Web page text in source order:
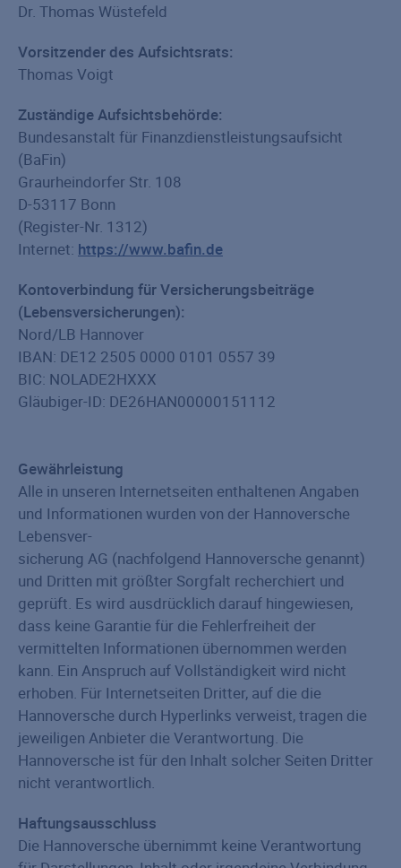
Dr. Thomas Wüstefeld
Vorsitzender des Aufsichtsrats:
Thomas Voigt
Zuständige Aufsichtsbehörde:
Bundesanstalt für Finanzdienstleistungsaufsicht
(BaFin)
Graurheindorfer Str. 108
D-53117 Bonn
(Register-Nr. 1312)
Internet: https://www.bafin.de
Kontoverbindung für Versicherungsbeiträge
(Lebensversicherungen):
Nord/LB Hannover
IBAN: DE12 2505 0000 0101 0557 39
BIC: NOLADE2HXXX
Gläubiger-ID: DE26HAN00000151112
Gewährleistung
Alle in unseren Internetseiten enthaltenen Angaben
und Informationen wurden von der Hannoversche
Lebensver-
sicherung AG (nachfolgend Hannoversche genannt)
und Dritten mit größter Sorgfalt recherchiert und
geprüft. Es wird ausdrücklich darauf hingewiesen,
dass keine Garantie für die Fehlerfreiheit der
vermittelten Informationen übernommen werden
kann. Ein Anspruch auf Vollständigkeit wird nicht
erhoben. Für Internetseiten Dritter, auf die die
Hannoversche durch Hyperlinks verweist, tragen die
jeweiligen Anbieter die Verantwortung. Die
Hannoversche ist für den Inhalt solcher Seiten Dritter
nicht verantwortlich.
Haftungsausschluss
Die Hannoversche übernimmt keine Verantwortung